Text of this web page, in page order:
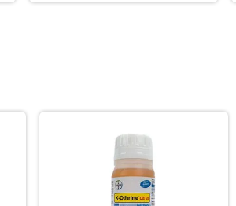
-24%